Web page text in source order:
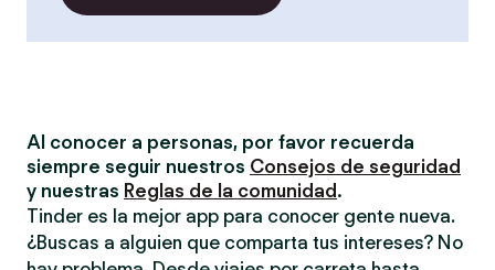
Al conocer a personas, por favor recuerda
siempre seguir nuestros Consejos de seguridad
y nuestras Reglas de la comunidad .
Tinder es la mejor app para conocer gente nueva.
¿Buscas a alguien que comparta tus intereses? No